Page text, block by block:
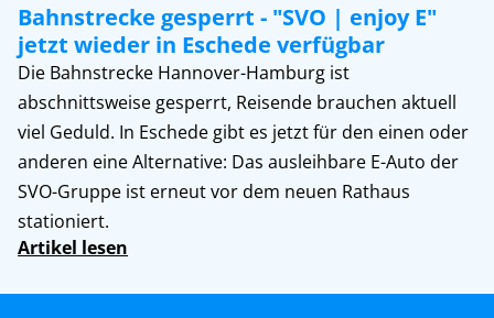
Bahnstrecke gesperrt - "SVO | enjoy E"
jetzt wieder in Eschede verfügbar
Die Bahnstrecke Hannover-Hamburg ist
abschnittsweise gesperrt, Reisende brauchen aktuell
viel Geduld. In Eschede gibt es jetzt für den einen oder
anderen eine Alternative: Das ausleihbare E-Auto der
SVO-Gruppe ist erneut vor dem neuen Rathaus
stationiert.
Artikel lesen